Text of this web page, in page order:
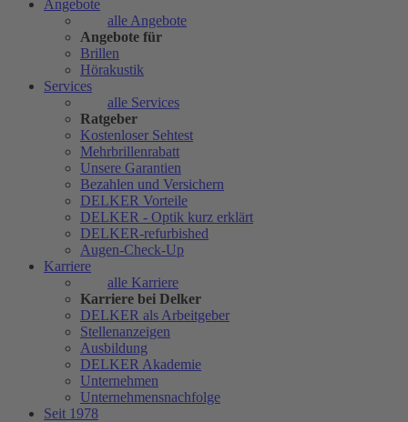
Angebote
alle Angebote
Angebote für
Brillen
Hörakustik
Services
alle Services
Ratgeber
Kostenloser Sehtest
Mehrbrillenrabatt
Unsere Garantien
Bezahlen und Versichern
DELKER Vorteile
DELKER - Optik kurz erklärt
DELKER-refurbished
Augen-Check-Up
Karriere
alle Karriere
Karriere bei Delker
DELKER als Arbeitgeber
Stellenanzeigen
Ausbildung
DELKER Akademie
Unternehmen
Unternehmensnachfolge
Seit 1978